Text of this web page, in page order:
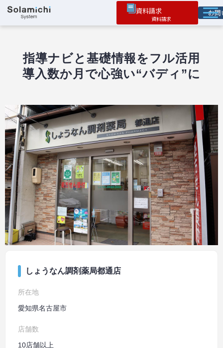
資料請求 お
サービス
オプション機能
導入事例
指導ナビと基礎情報をフル活用
導入数か月で心強い“バディ”に
しょうなん調剤薬局都通店
所在地
愛知県名古屋市
店舗数
10店舗以上